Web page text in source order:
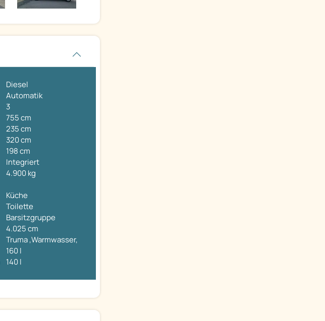
Diesel
Automatik
3
755 cm
235 cm
320 cm
198 cm
Integriert
4.900 kg
Küche
Toilette
Barsitzgruppe
4.025 cm
Truma ,Warmwasser,
160 l
140 l